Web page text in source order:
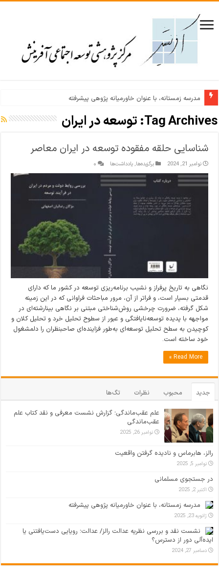
مدرسه زمستانه، با عنوان خاورمیانه پژوهی پیشرفته
Tag Archives: توسعه در ایران
شناسایی حلقه مفقوده توسعه در ایران معاصر
نوامبر 21, 2024 برگزیده‌ها,یادداشت‌ها ۰
نگاهی به تاریخ پرفراز و نشیب برنامه‌ریزی توسعه در کشور ما که دارای
قدمتی بسیار است، و فراتر از آن، مرور مباحثات فراوانی که در این زمینه
شکل گرفته، ضرورت چرخشی روش‌شناختی مبتنی بر نگاهی بینارشته‌ای در
مواجهه با پدیده توسعه‌نایافتگی و عبور از سطوح تحلیل خرد و تحلیل کلان و
کوچیدن به سطح تحلیل توسعه‌ای به‌طور فزاینده‌ای صاحبنظران را دلمشغول
خود ساخته است.
Read More »
جدید محبوب نظرات تگ‌ها
علم عقب‌ماندگی؛ گزارش نشست معرفی و نقد کتاب علم
عقب‌ماندگی
نوامبر 26, 2025
رالز، هابرماس و نادیده گرفتن واقعیت
نوامبر 5, 2025
در جستجوی مسلمانی
اکتبر 2, 2025
مدرسه زمستانه، با عنوان خاورمیانه پژوهی پیشرفته
ژانویه 23, 2025
نشست نقد و بررسی نظریه عدالت رالز/ عدالت؛ رویایی دست‌یافتنی یا
ایده‌آلی دور از دسترس؟
دسامبر 27, 2024